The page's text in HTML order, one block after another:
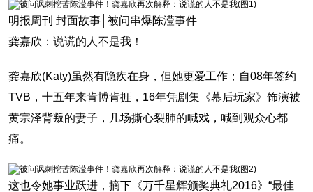
明报周刊 封面故事│被问串爆陈滢事件
龚嘉欣：说谎的人不是我！
龚嘉欣(Katy)虽然有隐疾在身，但她更爱工作；自08年签约
TVB，十五年来肯博肯捱，16年凭剧集《幕后玩家》饰演被
黄宗泽背叛的妻子，几场撕心裂肺的喊戏，喊到观众心都
痛。
这也令她事业跃进，摘下《万千星辉颁奖典礼2016》“最佳